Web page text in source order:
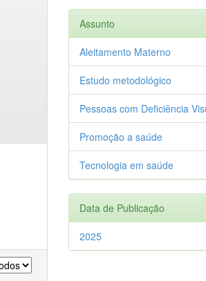
Assunto
Aleitamento Materno
Estudo metodológico
Pessoas com Deficiência
Promoção a saúde
Tecnologia em saúde
Data de Publicação
2025